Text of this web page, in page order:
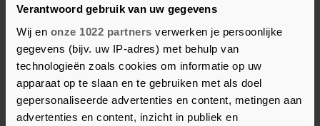
Verantwoord gebruik van uw gegevens
Wij en onze 1022 partners verwerken je persoonlijke
gegevens (bijv. uw IP-adres) met behulp van
technologieën zoals cookies om informatie op uw
apparaat op te slaan en te gebruiken met als doel
gepersonaliseerde advertenties en content, metingen aan
advertenties en content, inzicht in publiek en
kunnen worden. Tal van mogelijkheden zijn niet
benut, meent VWN. De toestroom van
asielzoekers is niet de oorzaak van de problemen,
wel "interne problemen", die volgens VWN het
gevolg zijn van "het eigen falen". Het rechterlijke
vonnis is de "stok achter de deur", die moet